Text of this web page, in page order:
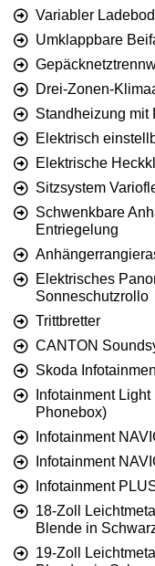
Variabler
Umklappbare
Drei-Zonen-
Standheizung mit
Elektrisch
Elektrische
Sitzsystem
Schwenkbare
Entriegelung
Elektrisches
Sonneschutzrollo
Trittbretter
CANTON
Skoda
Infotainment
Phonebox)
Infotainment
Infotainment
Infotainment
18-Zoll
Blende in
19-Zoll